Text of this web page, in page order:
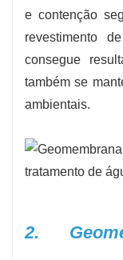
e contenção
revestimento
consegue
também se
ambientais.
2.